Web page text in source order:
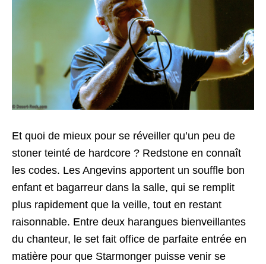
Et quoi de mieux pour se réveiller qu’un peu de
stoner teinté de hardcore ? Redstone en connaît
les codes. Les Angevins apportent un souffle bon
enfant et bagarreur dans la salle, qui se remplit
plus rapidement que la veille, tout en restant
raisonnable. Entre deux harangues bienveillantes
du chanteur, le set fait office de parfaite entrée en
matière pour que Starmonger puisse venir se